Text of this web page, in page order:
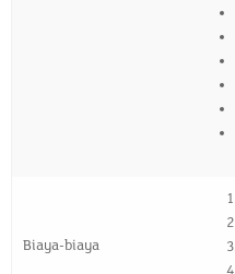
Biaya-biaya